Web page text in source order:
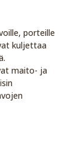
porteille
kuljettaa
maito- ja